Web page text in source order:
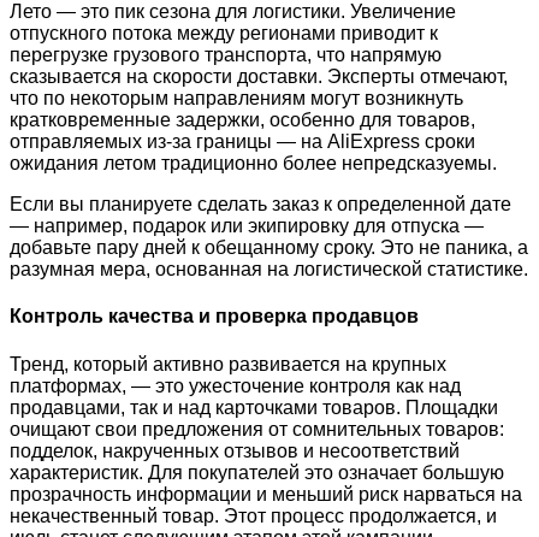
Лето — это пик сезона для логистики. Увеличение
отпускного потока между регионами приводит к
перегрузке грузового транспорта, что напрямую
сказывается на скорости доставки. Эксперты отмечают,
что по некоторым направлениям могут возникнуть
кратковременные задержки, особенно для товаров,
отправляемых из-за границы — на AliExpress сроки
ожидания летом традиционно более непредсказуемы.
Если вы планируете сделать заказ к определенной дате
— например, подарок или экипировку для отпуска —
добавьте пару дней к обещанному сроку. Это не паника, а
разумная мера, основанная на логистической статистике.
Контроль качества и проверка продавцов
Тренд, который активно развивается на крупных
платформах, — это ужесточение контроля как над
продавцами, так и над карточками товаров. Площадки
очищают свои предложения от сомнительных товаров:
подделок, накрученных отзывов и несоответствий
характеристик. Для покупателей это означает большую
прозрачность информации и меньший риск нарваться на
некачественный товар. Этот процесс продолжается, и